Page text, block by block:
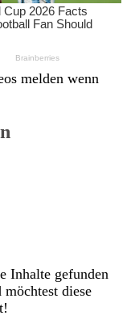
melden wenn
Inhalte gefunden
möchtest diese